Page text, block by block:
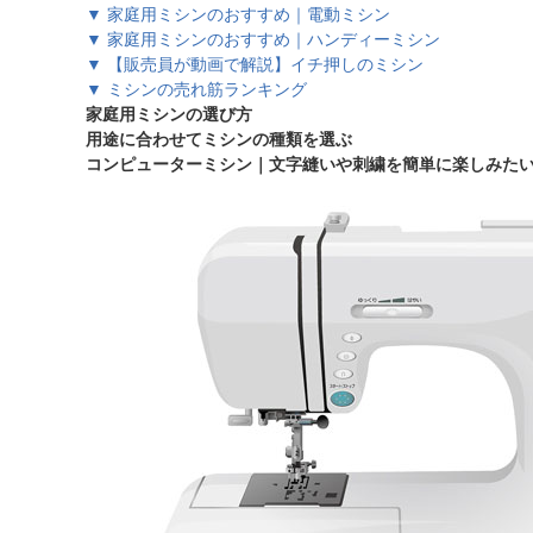
▼ 家庭用ミシンのおすすめ｜電動 ミシン
▼ 家庭用ミシンのおすすめ｜ハンディーミシン
▼ 【販売員が動画で解説】イチ押しのミシン
▼ ミシンの売れ筋ランキング
家庭用ミシンの選び方
用途に合わせてミシンの種類を選ぶ
コンピューターミシン｜文字縫いや刺繍を簡単に楽しみた